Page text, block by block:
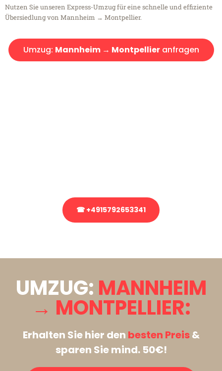
Nutzen Sie unseren Express-Umzug für eine schnelle und effiziente
Übersiedlung von Mannheim → Montpellier.
Umzug: Mannheim → Montpellieranfragen
☎ +4915792653341
UMZUG: MANNHEIM
→ MONTPELLIER:
Erhalten Sie hier den besten Preis&
sparen Sie mind. 50€!